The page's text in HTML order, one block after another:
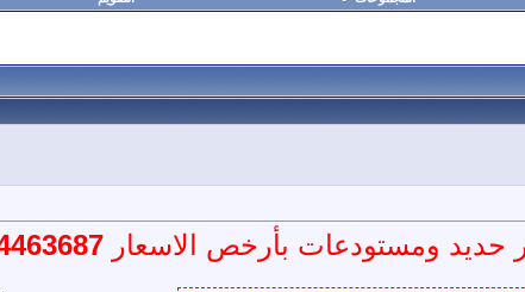
حديد ومستودعات بأرخص الاسعار